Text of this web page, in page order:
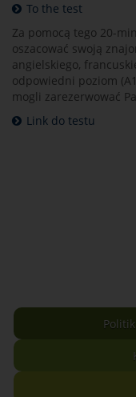
To the test
Za pomocą tego 20-
oszacować swoją
angielskiego,
odpowiedni poziom
mogli zarezerwować
Link do testu